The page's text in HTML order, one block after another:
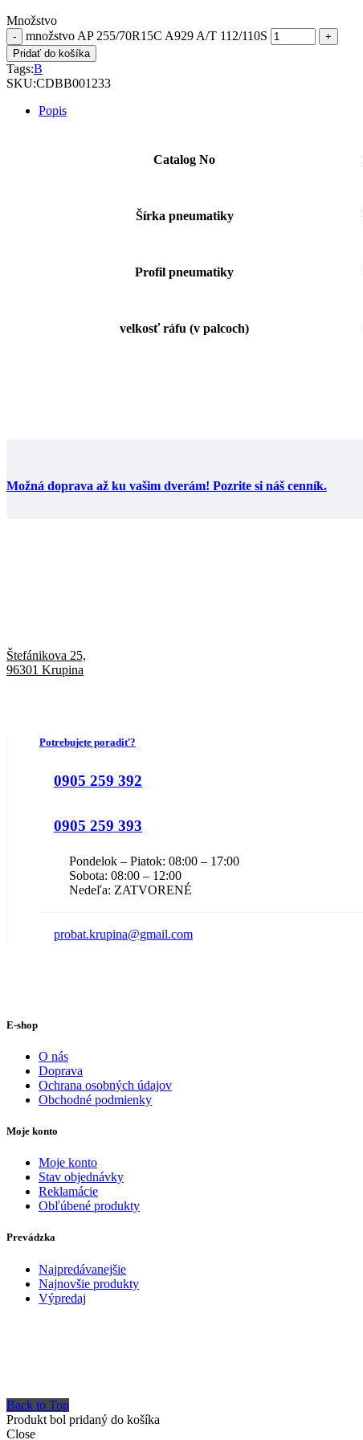
Množstvo
množstvo AP 255/70R15C A929 A/T 112/110S
Pridať do košíka
Tags:B
SKU:CDBB001233
Popis
Catalog No
Šírka pneumatiky
Profil pneumatiky
velkosť ráfu (v palcoch)
Možná doprava až ku vašim dverám! Pozrite si náš cenník.
Štefánikova 25,
96301 Krupina
Potrebujete poradiť?
0905 259 392
0905 259 393
Pondelok – Piatok: 08:00 – 17:00
Sobota: 08:00 – 12:00
Nedeľa: ZATVORENÉ
probat.krupina@gmail.com
E-shop
O nás
Doprava
Ochrana osobných údajov
Obchodné podmienky
Moje konto
Moje konto
Stav objednávky
Reklamácie
Obľúbené produkty
Prevádzka
Najpredávanejšie
Najnovšie produkty
Výpredaj
Back to Top
Produkt bol pridaný do košíka
Close